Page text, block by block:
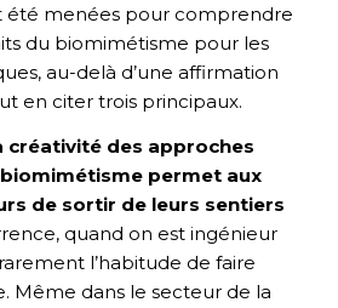
été menées pour comprendre
du biomimétisme pour les
au-delà d’une affirmation
en citer trois principaux.
créativité des approches
permet aux
de sortir de leurs sentiers
quand on est ingénieur
l’habitude de faire
Même dans le secteur de la